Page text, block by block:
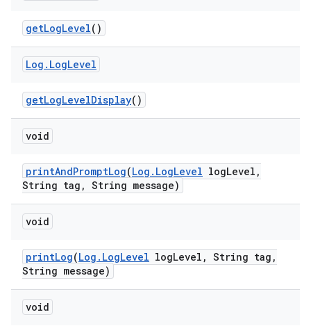
getLogLevel()
Log . LogLevel
getLogLevelDisplay()
void
printAndPromptLog(Log . LogLevel logLevel ,
String tag , String message)
void
printLog(Log . LogLevel logLevel , String tag ,
String message)
void